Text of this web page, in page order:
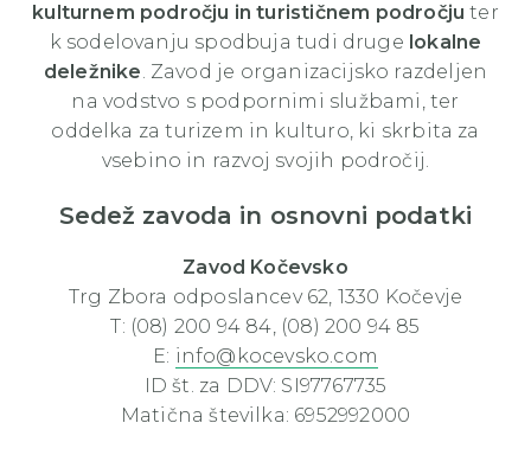
kulturnem področju in turističnem področju ter
k sodelovanju spodbuja tudi druge lokalne
deležnike. Zavod je organizacijsko razdeljen
na vodstvo s podpornimi službami, ter
oddelka za turizem in kulturo, ki skrbita za
vsebino in razvoj svojih področij.
Sedež zavoda in osnovni podatki
Zavod Kočevsko
Trg Zbora odposlancev 62, 1330 Kočevje
T: (08) 200 94 84, (08) 200 94 85
E: info@kocevsko.com
ID št. za DDV: SI97767735
Matična številka: 6952992000